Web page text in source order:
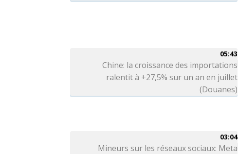
05:43
Chine: la croissance des importations
ralentit à +27,5% sur un an en juillet
(Douanes)
03:04
Mineurs sur les réseaux sociaux: Meta